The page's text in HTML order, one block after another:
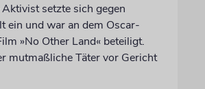
setzte sich gegen
ein und war an dem Oscar-
»No Other Land« beteiligt.
mutmaßliche Täter vor Gericht